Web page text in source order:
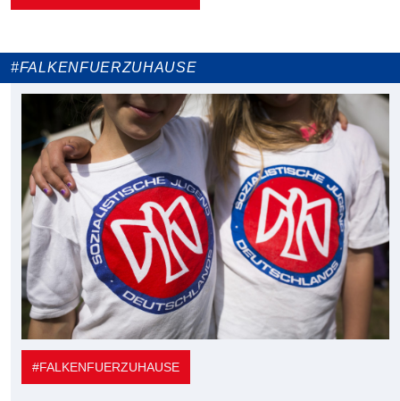
#FALKENFUERZUHAUSE
#FALKENFUERZUHAUSE